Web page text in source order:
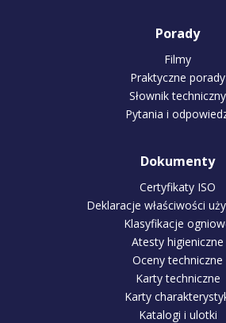
Porady
Filmy
Praktyczne porady
Słownik techniczny
Pytania i
Dokumenty
Certyfikaty ISO
Deklaracje właściwości
Klasyfikacje
Atesty higieniczne
Oceny techniczne
Karty techniczne
Karty
Katalogi i ulotki